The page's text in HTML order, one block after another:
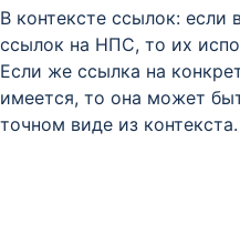
В контексте ссылок: если
ссылок на НПС, то их
Если же ссылка на
имеется, то она может
точном виде из контекста.